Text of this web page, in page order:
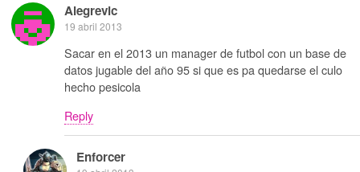
Alegrevic
19 abril 2013
Sacar en el 2013 un manager de futbol con un base de
datos jugable del año 95 si que es pa quedarse el culo
hecho pesicola
Reply
Enforcer